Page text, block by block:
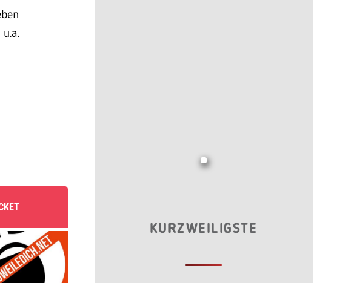
KURZWEILIGSTE